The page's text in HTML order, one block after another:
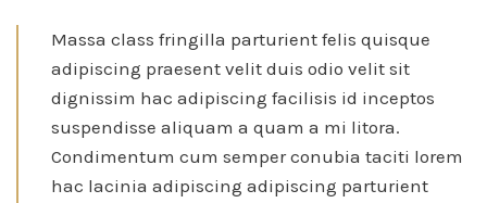
Massa class fringilla parturient felis quisque
adipiscing praesent velit duis odio velit sit
dignissim hac adipiscing facilisis id inceptos
suspendisse aliquam a quam a mi litora.
Condimentum cum semper conubia taciti lorem
hac lacinia adipiscing adipiscing parturient